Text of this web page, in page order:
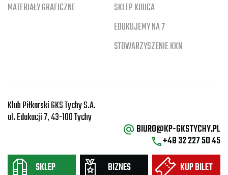
MATERIAŁY GRAFICZNE
SKLEP KIBICA
EDUKUJEMY NA 7
STOWARZYSZENIE KKN
Klub Piłkarski GKS Tychy S.A.
ul. Edukacji 7, 43-100 Tychy
SKLEP BIZNES KUP BILET
BIURO@KP-GKSTYCHY.PL
+48 32 227 50 45